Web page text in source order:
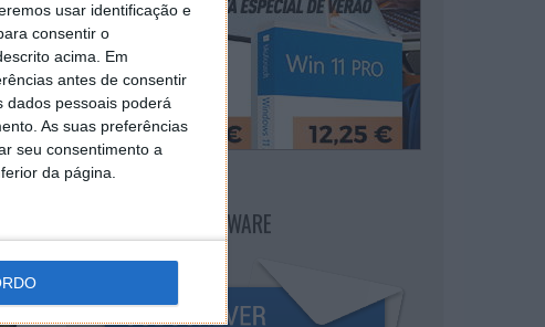
usar identificação e
consentir o
acima. Em
antes de consentir
dados pessoais poderá
As suas preferências
seu consentimento a
da página.
NEWSLETTER PPLWARE